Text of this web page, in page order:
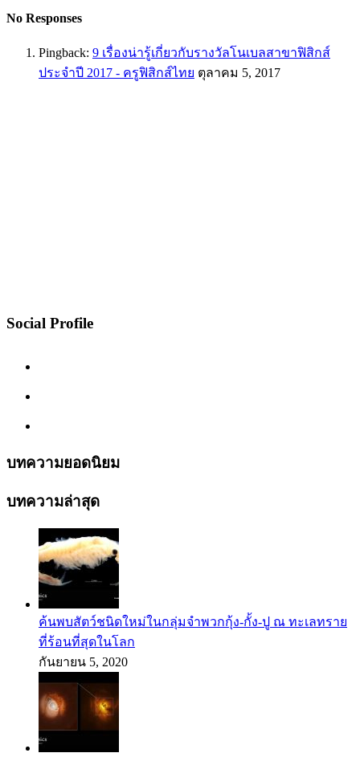
No Responses
Pingback: 9 เรื่องน่ารู้เกี่ยวกับรางวัลโนเบลสาขาฟิสิกส์
ประจำปี 2017 - ครูฟิสิกส์ไทย ตุลาคม 5, 2017
Social Profile
บทความยอดนิยม
บทความล่าสุด
ค้นพบสัตว์ชนิดใหม่ในกลุ่มจำพวกกุ้ง-กั้ง-ปู ณ ทะเลทราย
ที่ร้อนที่สุดในโลก
กันยายน 5, 2020